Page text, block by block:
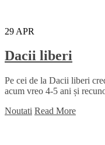
29 APR
Dacii liberi
Pe cei de la Dacii liberi
acum vreo 4-5 ani și
Noutati Read More